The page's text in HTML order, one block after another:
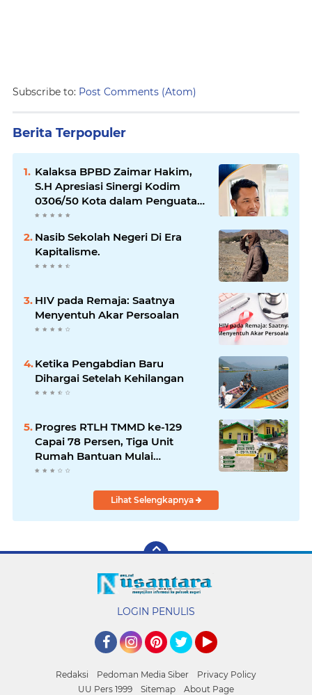
Subscribe to: Post Comments (Atom)
Berita Terpopuler
Kalaksa BPBD Zaimar Hakim,
S.H Apresiasi Sinergi Kodim
0306/50 Kota dalam Penguatan
Mitigasi dan Penanganan
Nasib Sekolah Negeri Di Era
Kapitalisme.
HIV pada Remaja: Saatnya
Menyentuh Akar Persoalan
Ketika Pengabdian Baru
Dihargai Setelah Kehilangan
Progres RTLH TMMD ke-129
Capai 78 Persen, Tiga Unit
Rumah Bantuan Mulai
Rampung
Lihat Selengkapnya
LOGIN PENULIS
Redaksi Pedoman Media Siber
Privacy Policy
UU Pers 1999
Sitemap About Page